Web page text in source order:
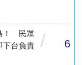
！ 民眾
下台負責
/ 6